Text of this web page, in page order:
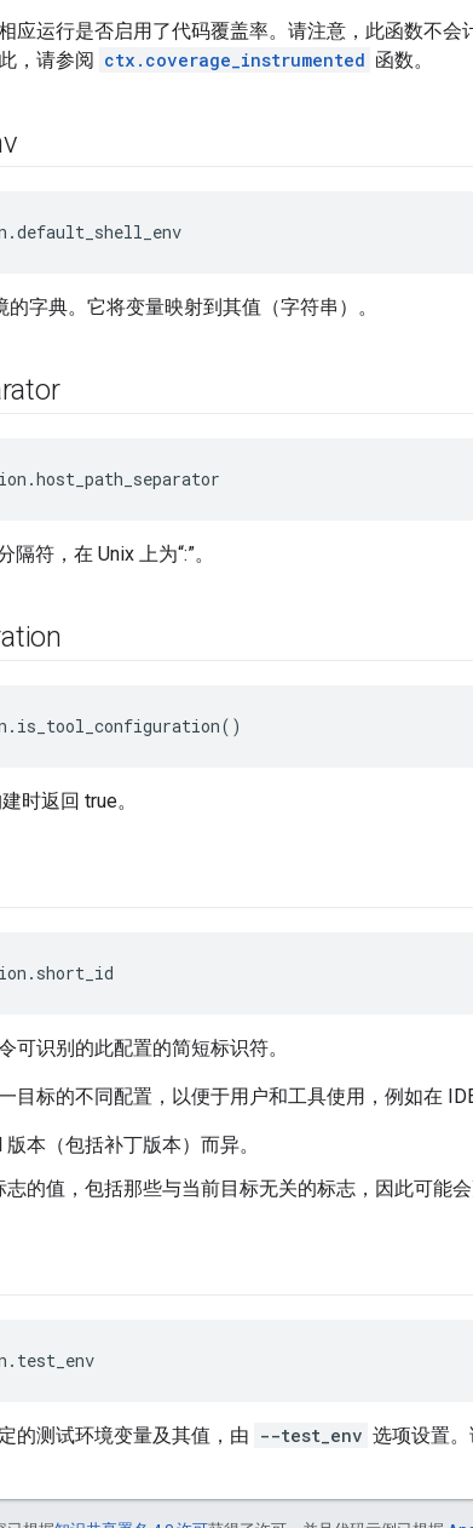
应运行是否启用了代码覆盖率。请注意，此函数不会
，请参阅 ctx.coverage_instrumented 函数。
字典。它将变量映射到其值（字符串）。
符，在 Unix 上为“:”。
时返回 true。
可识别的此配置的简短标识符。
目标的不同配置，以便于用户和工具使用，例如在
本（包括补丁版本）而异。
志的值，包括那些与当前目标无关的标志，因此可能会
的测试环境变量及其值，由 --test_env 选项设置。